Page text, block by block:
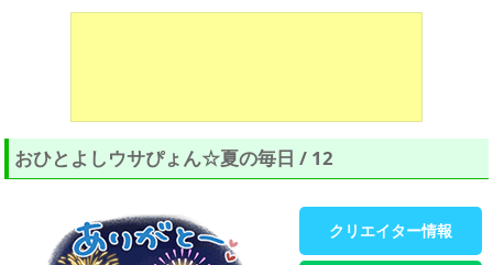
おひとよしウサぴょん☆夏の毎日 / 12
クリエイター情報